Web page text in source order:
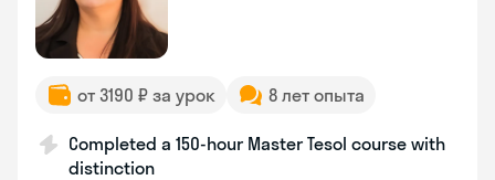
от 3190 ₽ за урок 8 лет опыта
Completed a 150-hour Master Tesol course with
distinction